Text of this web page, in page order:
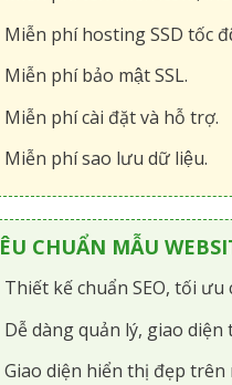
Miễn phí hosting SSD tốc
Miễn phí bảo mật SSL.
Miễn phí cài đặt và hỗ trợ.
Miễn phí sao lưu dữ liệu.
CHUẨN MẪU
Thiết kế chuẩn SEO, tối ưu
Dễ dàng quản lý, giao diện
Giao diện hiển thị đẹp trên